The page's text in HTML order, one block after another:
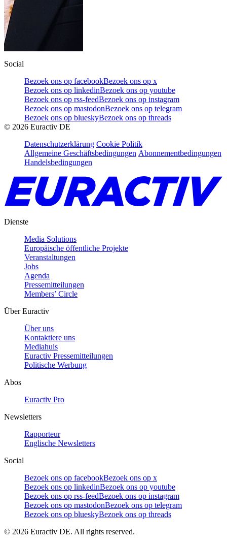
Social
Bezoek ons op facebookBezoek ons op x
Bezoek ons op linkedinBezoek ons op youtube
Bezoek ons op rss-feedBezoek ons op instagram
Bezoek ons op mastodonBezoek ons op telegram
Bezoek ons op blueskyBezoek ons op threads
© 2026 Euractiv DE
Datenschutzerklärung Cookie Politik
Allgemeine Geschäftsbedingungen Abonnementbedingungen
Handelsbedingungen
Dienste
Media Solutions
Europäische öffentliche Projekte
Veranstaltungen
Jobs
Agenda
Pressemitteilungen
Members’ Circle
Über Euractiv
Über uns
Kontaktiere uns
Mediahuis
Euractiv Pressemitteilungen
Politische Werbung
Abos
Euractiv Pro
Newsletters
Rapporteur
Englische Newsletters
Social
Bezoek ons op facebookBezoek ons op x
Bezoek ons op linkedinBezoek ons op youtube
Bezoek ons op rss-feedBezoek ons op instagram
Bezoek ons op mastodonBezoek ons op telegram
Bezoek ons op blueskyBezoek ons op threads
© 2026 Euractiv DE. All rights reserved.